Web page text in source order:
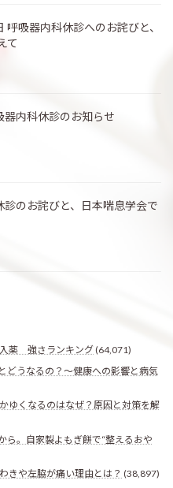
呼吸器内科休診へのお詫びと、
て
器内科休診のお知らせ
診のお詫びと、日本喘息学会で
入薬 強さランキング(64,071)
どうなるの？〜健康への影響と病気
ゆくなるのはなぜ？原因と対策を解
ら。自家製よもぎ餅で“整えるおや
きや左脇が痛い理由とは？ (38,897)